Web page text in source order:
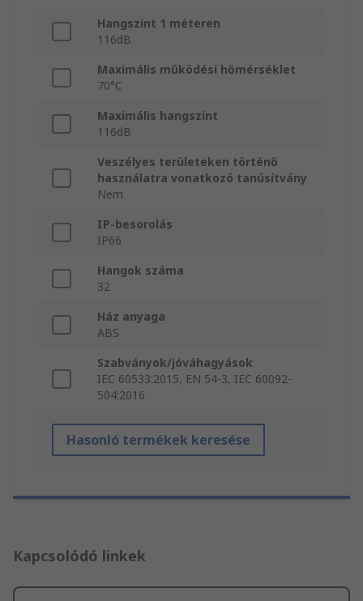
Hangszint 1 méteren
116dB
Maximális működési hőmérséklet
70°C
Maximális hangszint
116dB
Veszélyes területeken történő
használatra vonatkozó tanúsítvány
Nem
IP-besorolás
IP66
Hangok száma
32
Ház anyaga
ABS
Szabványok/jóváhagyások
IEC 60533:2015, EN 54-3, IEC 60092-
504:2016
Hasonló termékek keresése
Kapcsolódó linkek